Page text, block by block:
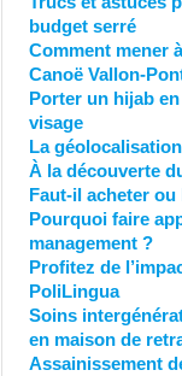
budget serré
Comment mener
Canoë Vallon-
Porter un hijab
visage
La
À la découverte
Faut-il acheter
Pourquoi faire
management ?
Profitez de
PoliLingua
Soins
en maison de
Assainissement